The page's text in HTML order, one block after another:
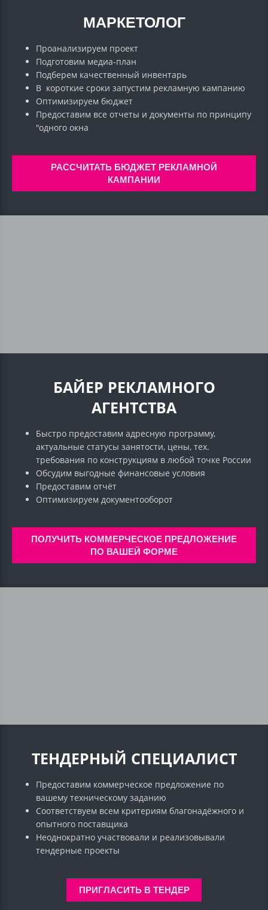
МАРКЕТОЛОГ
Проанализируем проект
Подготовим медиа-план
Подберем качественный инвентарь
В короткие сроки запустим рекламную кампанию
Оптимизируем бюджет
Предоставим все отчеты и документы по принципу
"одного окна
РАССЧИТАТЬ БЮДЖЕТ РЕКЛАМНОЙ
КАМПАНИИ
БАЙЕР РЕКЛАМНОГО
АГЕНТСТВА
Быстро предоставим адресную программу,
актуальные статусы занятости, цены, тех.
требования по конструкциям в любой точке России
Обсудим выгодные финансовые условия
Предоставим отчёт
Оптимизируем документооборот
ПОЛУЧИТЬ КОММЕРЧЕСКОЕ ПРЕДЛОЖЕНИЕ
ПО ВАШЕЙ ФОРМЕ
ТЕНДЕРНЫЙ СПЕЦИАЛИСТ
Предоставим коммерческое предложение по
вашему техническому заданию
Соответствуем всем критериям благонадёжного и
опытного поставщика
Неоднократно участвовали и реализовывали
тендерные проекты
ПРИГЛАСИТЬ В ТЕНДЕР